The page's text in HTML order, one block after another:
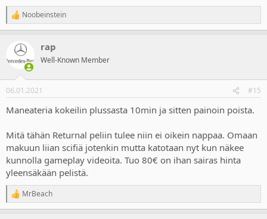
R
e
i
s
Noobeinstein
rap
Well-Known Member
06.01.2021 #15
Maneateria kokeilin plussasta 10min ja sitten painoin poista.
Mitä tähän Returnal peliin tulee niin ei oikein nappaa. Omaan
makuun liian scifiä jotenkin mutta katotaan nyt kun näkee
kunnolla gameplay videoita. Tuo 80€ on ihan sairas hinta
yleensäkään pelistä.
R
e
MrBeach